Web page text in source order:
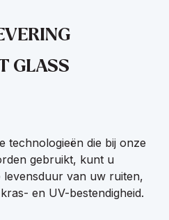
GLASS
technologieën die bij onze
gebruikt, kunt u
van uw ruiten,
en UV-bestendigheid.